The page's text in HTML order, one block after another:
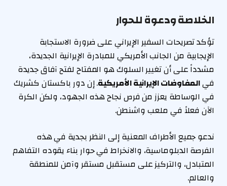
الخلاصة ودعوة للحوار
تؤكد تصريحات السفير الإيراني على ضرورة الاستجابة
الإيجابية من الجانب الأمريكي للمبادرة الإيرانية الجديدة،
مشدداً على أن تغيير السلوك هو المفتاح لفتح آفاق جديدة
فيالمفاوضات الإيرانية الأمريكية. إن دور باكستان كشريك
في الوساطة يعزز من فرص نجاح هذه الجهود، ولكن الكرة
الآن فعلاً في ملعب واشنطن.
ندعو جميع الأطراف المعنية إلى النظر بجدية في هذه
الفرصة الدبلوماسية، والانخراط في حوار بناء يقوده التفاهم
المتبادل، والتركيز على مستقبل مستقر وآمن للمنطقة
والعالم.